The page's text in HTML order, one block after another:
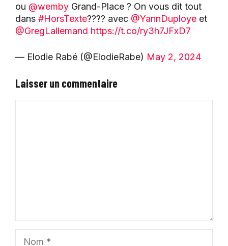
ou @wemby Grand-Place ? On vous dit tout
dans #HorsTexte????️ avec @YannDuploye et
@GregLallemand https://t.co/ry3h7JFxD7
— Elodie Rabé (@ElodieRabe) May 2, 2024
Laisser un commentaire